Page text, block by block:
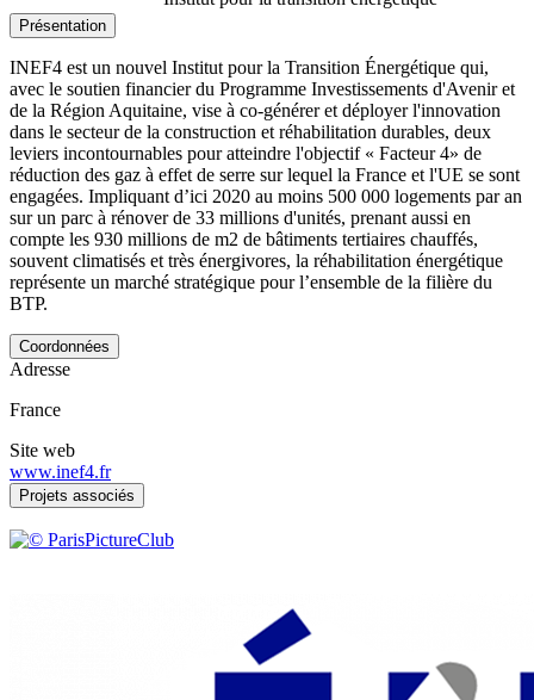
Présentation
INEF4 est un nouvel Institut pour la Transition Énergétique qui,
avec le soutien financier du Programme Investissements d'Avenir et
de la Région Aquitaine, vise à co-générer et déployer l'innovation
dans le secteur de la construction et réhabilitation durables, deux
leviers incontournables pour atteindre l'objectif « Facteur 4» de
réduction des gaz à effet de serre sur lequel la France et l'UE se sont
engagées. Impliquant d’ici 2020 au moins 500 000 logements par an
sur un parc à rénover de 33 millions d'unités, prenant aussi en
compte les 930 millions de m2 de bâtiments tertiaires chauffés,
souvent climatisés et très énergivores, la réhabilitation énergétique
représente un marché stratégique pour l’ensemble de la filière du
BTP.
Coordonnées
Adresse
France
Site web
www.inef4.fr
Projets associés